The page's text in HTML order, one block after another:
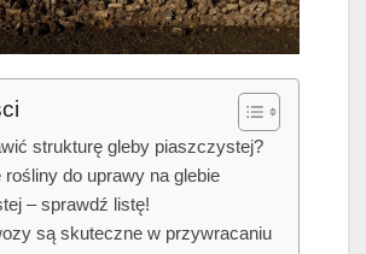
strukturę gleby piaszczystej?
rośliny do uprawy na glebie
– sprawdź listę!
są skuteczne w przywracaniu